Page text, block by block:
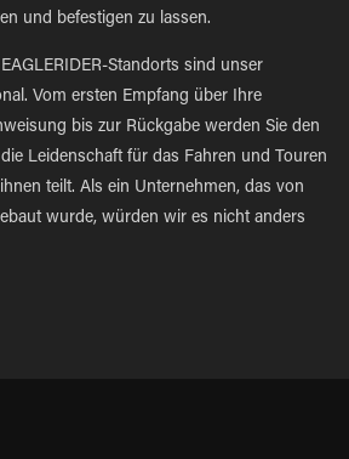
und befestigen zu lassen.
Standorts sind unser
Vom ersten Empfang über Ihre
bis zur Rückgabe werden Sie den
Leidenschaft für das Fahren und Touren
teilt. Als ein Unternehmen, das von
wurde, würden wir es nicht anders